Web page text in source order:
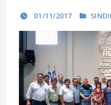
01/11/2017